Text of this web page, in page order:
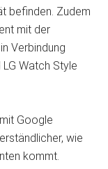
befinden. Zudem
mit der
Verbindung
Watch Style
Google
wie
kommt.